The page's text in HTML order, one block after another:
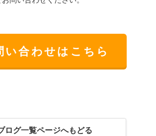
い合わせはこちら
ログ一覧ページへもどる